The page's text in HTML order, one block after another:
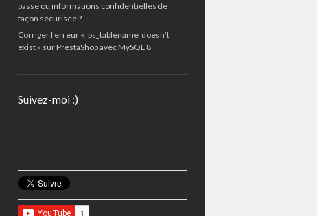
passe ou informations confidentielles de
façon sécurisée ?
Corriger l’erreur « ‘ps_tablename’ doesn’t
exist » sur PrestaShop avec MySQL 8
Suivez-moi :)